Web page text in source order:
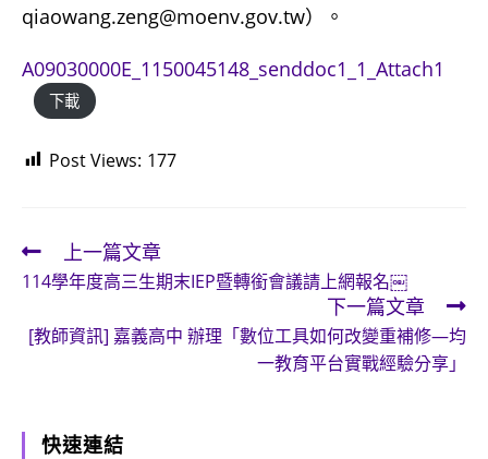
qiaowang.zeng@moenv.gov.tw）。
A09030000E_1150045148_senddoc1_1_Attach1
下載
Post Views: 177
Read
more
articles
上一篇文章
114學年度高三生期末IEP暨轉銜會議請上網報名￼
下一篇文章
[教師資訊] 嘉義高中 辦理「數位工具如何改變重補修―均
一教育平台實戰經驗分享」
快速連結